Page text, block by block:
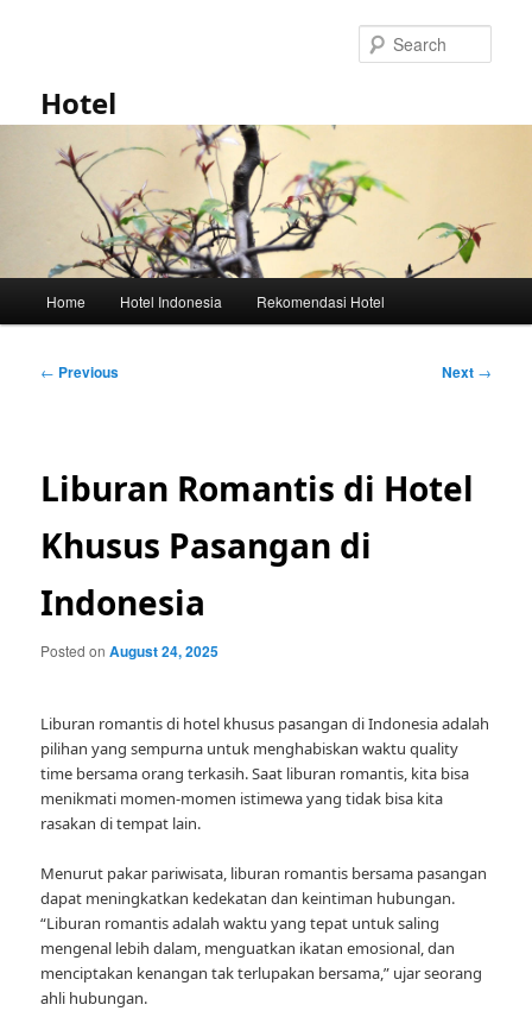
Hotel
Home Hotel Indonesia Rekomendasi Hotel
Post
← Previous Next →
Liburan Romantis di Hotel
Khusus Pasangan di
Indonesia
Posted onAugust 24, 2025
Liburan romantis di hotel khusus pasangan di Indonesia adalah
pilihan yang sempurna untuk menghabiskan waktu quality
time bersama orang terkasih. Saat liburan romantis, kita bisa
menikmati momen-momen istimewa yang tidak bisa kita
rasakan di tempat lain.
Menurut pakar pariwisata, liburan romantis bersama pasangan
dapat meningkatkan kedekatan dan keintiman hubungan.
“Liburan romantis adalah waktu yang tepat untuk saling
mengenal lebih dalam, menguatkan ikatan emosional, dan
menciptakan kenangan tak terlupakan bersama,” ujar seorang
ahli hubungan.